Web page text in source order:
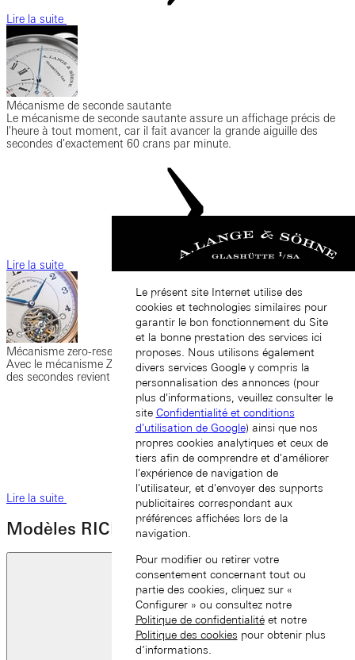
Lire la suite
Mécanisme de seconde sautante
Le mécanisme de seconde sautante assure un affichage précis de
l'heure à tout moment, car il fait avancer la grande aiguille des
secondes d'exactement 60 crans par minute.
Lire la suite
Mécanisme zero-reset
Avec le mécanisme ZERO-RESET, le mouvement s'arrête et l'aiguille
des secondes revient à zéro dès que la couronne est tirée.
Lire la suite
Modèles RICHARD LANGE
Le présent site Internet utilise des
cookies et technologies similaires pour
garantir le bon fonctionnement du Site
et la bonne prestation des services ici
proposes. Nous utilisons également
divers services Google y compris la
personnalisation des annonces (pour
plus d'informations, veuillez consulter le
site Confidentialité et conditions
d'utilisation de Google) ainsi que nos
propres cookies analytiques et ceux de
tiers afin de comprendre et d'améliorer
l'expérience de navigation de
l'utilisateur, et d'envoyer des supports
publicitaires correspondant aux
préférences affichées lors de la
navigation.
Pour modifier ou retirer votre
consentement concernant tout ou
partie des cookies, cliquez sur «
Configurer » ou consultez notre
Politique de confidentialitéet notre
Politique des cookies pour obtenir plus
d’informations.